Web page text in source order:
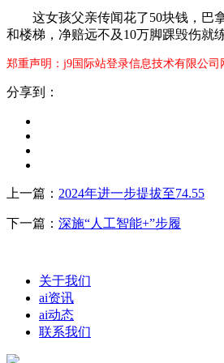
这女孩父亲传闻花了50块钱，巴拿
和楼梯，净赔远不及10万脚踝毁伤就
郑重声明：j9国际站登录信息技术有限公
分享到：
上一篇： 2024年进一步提拔至74.55
下一篇： 深施“人工智能+”步履
关于我们
ai资讯
ai动态
联系我们